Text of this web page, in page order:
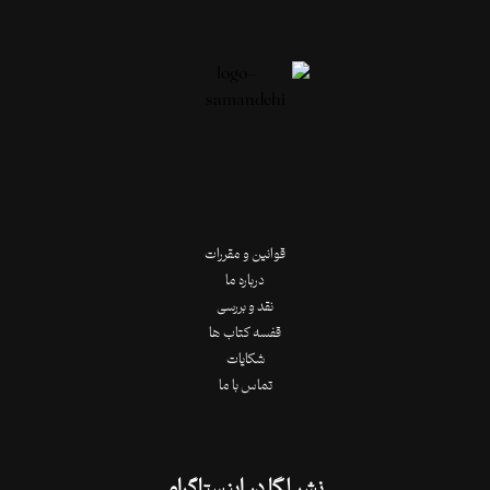
قوانین و مقررات
درباره ما
نقد و بررسی
قفسه کتاب ها
شکایات
تماس با ما